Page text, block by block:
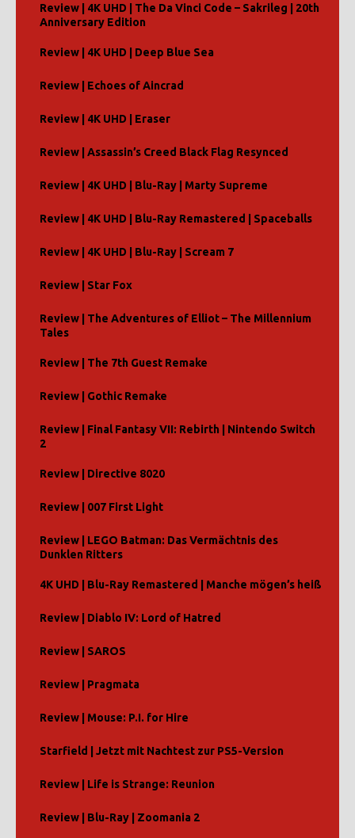
Review | 4K UHD | The Da Vinci Code – Sakrileg | 20th
Anniversary Edition
Review | 4K UHD | Deep Blue Sea
Review | Echoes of Aincrad
Review | 4K UHD | Eraser
Review | Assassin’s Creed Black Flag Resynced
Review | 4K UHD | Blu-Ray | Marty Supreme
Review | 4K UHD | Blu-Ray Remastered | Spaceballs
Review | 4K UHD | Blu-Ray | Scream 7
Review | Star Fox
Review | The Adventures of Elliot – The Millennium
Tales
Review | The 7th Guest Remake
Review | Gothic Remake
Review | Final Fantasy VII: Rebirth | Nintendo Switch
2
Review | Directive 8020
Review | 007 First Light
Review | LEGO Batman: Das Vermächtnis des
Dunklen Ritters
4K UHD | Blu-Ray Remastered | Manche mögen’s heiß
Review | Diablo IV: Lord of Hatred
Review | SAROS
Review | Pragmata
Review | Mouse: P.I. for Hire
Starfield | Jetzt mit Nachtest zur PS5-Version
Review | Life is Strange: Reunion
Review | Blu-Ray | Zoomania 2